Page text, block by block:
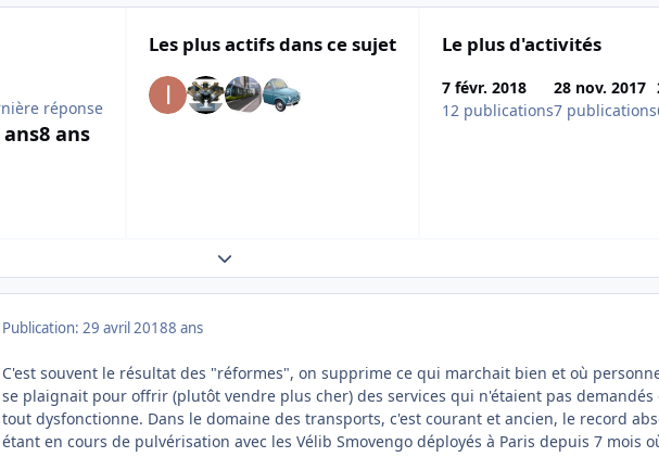
réponse
ans8 ans
Les plus actifs dans ce sujet Le plus d'activités
7 févr. 2018
12 publications
28 nov. 2017
7 publications
Expand topic overview
Publication: 29 avril 20188 ans
C'est souvent le résultat des "réformes", on supprime ce qui marchait bien et où
se plaignait pour offrir (plutôt vendre plus cher) des services qui n'étaient pas demandés
tout dysfonctionne. Dans le domaine des transports, c'est courant et ancien, le record
étant en cours de pulvérisation avec les Vélib Smovengo déployés à Paris depuis 7 mois